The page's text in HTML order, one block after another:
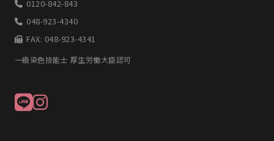
0120-842-843
048-923-4340
FAX: 048-923-4341
一級染色技能士 厚生労働大臣認可